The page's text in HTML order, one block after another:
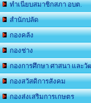
ทำเนียบสมาชิกสภา อบต.
สำนักปลัด
กองคลัง
กองช่าง
กองการศึกษา ศาสนา และวั
กองสวัสดิการสังคม
กองส่งเสริมการเกษตร